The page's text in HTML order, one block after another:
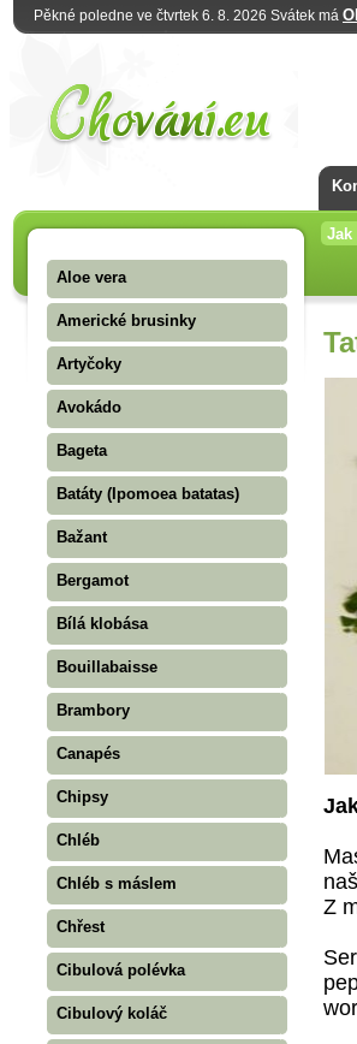
Pěkné poledne ve čtvrtek 6. 8. 2026 Svátek má
Jak
Aloe vera
Americké brusinky
Artyčoky
Avokádo
Bageta
Batáty (Ipomoea batatas)
Bažant
Bergamot
Bílá klobása
Bouillabaisse
Brambory
Canapés
Chipsy
Chléb
Chléb s máslem
Chřest
Cibulová polévka
Cibulový koláč
Z